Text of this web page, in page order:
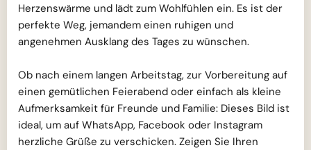
Herzenswärme und lädt zum Wohlfühlen ein. Es ist der
perfekte Weg, jemandem einen ruhigen und
angenehmen Ausklang des Tages zu wünschen.
Ob nach einem langen Arbeitstag, zur Vorbereitung auf
einen gemütlichen Feierabend oder einfach als kleine
Aufmerksamkeit für Freunde und Familie: Dieses Bild ist
ideal, um auf WhatsApp, Facebook oder Instagram
herzliche Grüße zu verschicken. Zeigen Sie Ihren